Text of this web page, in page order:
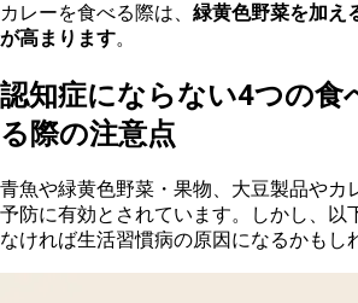
カレーを食べる際は、 緑黄色野菜を加え
が高まります。
認知症にならない4つの食
る際の注意点
青魚や緑黄色野菜・果物、大豆製品やカ
予防に有効とされています。しかし、以
なければ生活習慣病の原因になるかもし